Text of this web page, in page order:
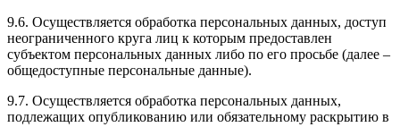
9.6. Осуществляется обработка персональных данных, доступ
неограниченного круга лиц к которым предоставлен
субъектом персональных данных либо по его просьбе (далее –
общедоступные персональные данные).
9.7. Осуществляется обработка персональных данных,
подлежащих опубликованию или обязательному раскрытию в